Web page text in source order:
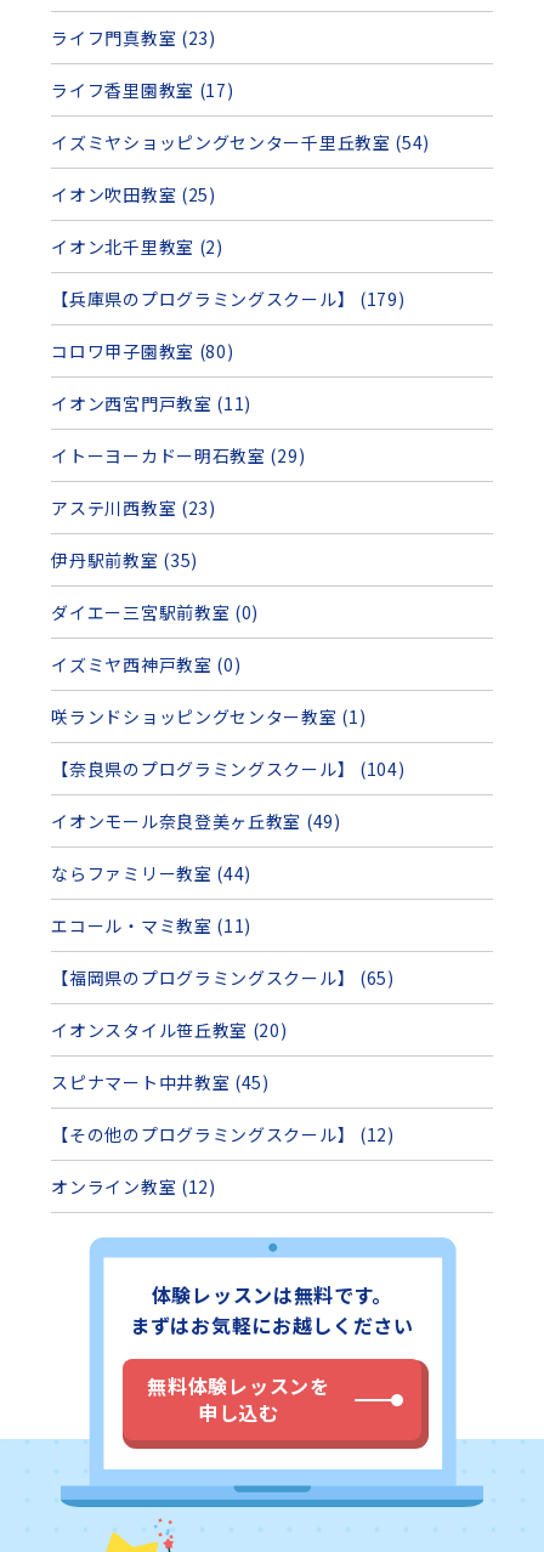
ライフ門真教室 (23)
ライフ香里園教室 (17)
イズミヤショッピングセンター千里丘教室 (54)
イオン吹田教室 (25)
イオン北千里教室 (2)
【兵庫県のプログラミングスクール】 (179)
コロワ甲子園教室 (80)
イオン西宮門戸教室 (11)
イトーヨーカドー明石教室 (29)
アステ川西教室 (23)
伊丹駅前教室 (35)
ダイエー三宮駅前教室 (0)
イズミヤ西神戸教室 (0)
咲ランドショッピングセンター教室 (1)
【奈良県のプログラミングスクール】 (104)
イオンモール奈良登美ヶ丘教室 (49)
ならファミリー教室 (44)
エコール・マミ教室 (11)
【福岡県のプログラミングスクール】 (65)
イオンスタイル笹丘教室 (20)
スピナマート中井教室 (45)
【その他のプログラミングスクール】 (12)
オンライン教室 (12)
体験レッスンは無料です。
まずはお気軽にお越しください
無料体験レッスンを
申し込む